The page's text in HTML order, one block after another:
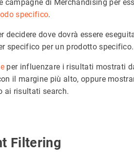
campagne di Merchandising per
specifico.
decidere dove dovrà essere
specifico per un prodotto specifico.
per influenzare i risultati mostrati
il margine più alto, oppure
ai risultati search.
Filtering